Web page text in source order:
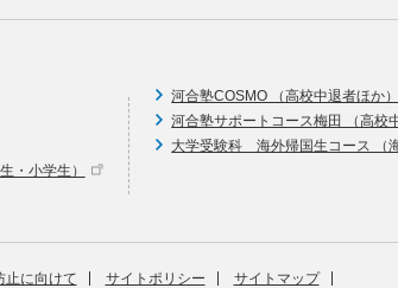
・小学生）
河合塾COSMO （高校中退者ほか）
河合塾サポートコース梅田 （高校
大学受験科 海外帰国生コース （
止に向けて サイトポリシー サイトマップ